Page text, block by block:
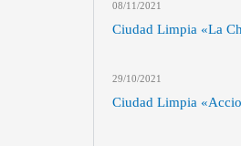
08/11 /2021
Ciudad Limpia «La
29/10/2021
Ciudad Limpia